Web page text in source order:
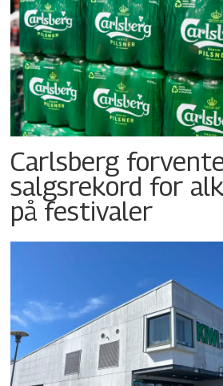
Carlsberg
salgsrekord for
på festivaler